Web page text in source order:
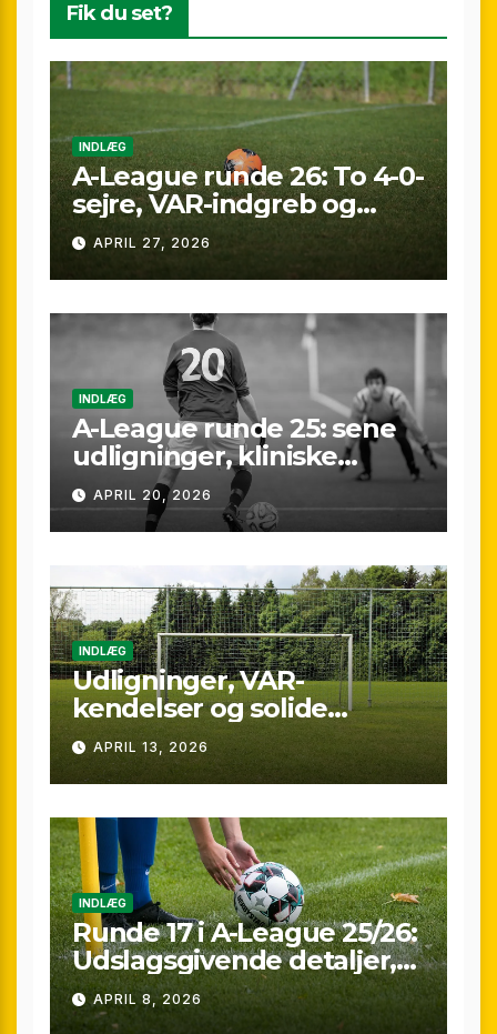
Fik du set?
INDLÆG
A-League runde 26: To 4-0-
sejre, VAR-indgreb og
sene scoringer – fuld
gennemgang af
weekenden
APRIL 27, 2026
INDLÆG
A-League runde 25: sene
udligninger, kliniske
kontraster og små
marginaler
APRIL 20, 2026
INDLÆG
Udligninger, VAR-
kendelser og solide
præstationer: Overblik
over A-League runde 24
(25/26)
APRIL 13, 2026
INDLÆG
Runde 17 i A-League 25/26:
Udslagsgivende detaljer,
sene scoringer og VAR-
drama
APRIL 8, 2026